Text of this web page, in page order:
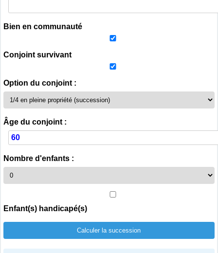
Bien en communauté
Conjoint survivant
Option du conjoint :
Âge du conjoint :
Nombre d'enfants :
Enfant(s) handicapé(s)
Calculer la succession